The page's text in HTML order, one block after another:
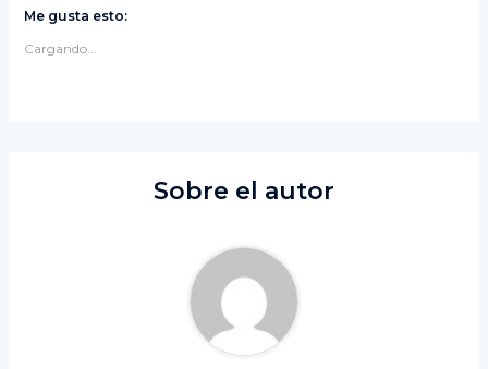
Me gusta esto:
Cargando...
Sobre el autor